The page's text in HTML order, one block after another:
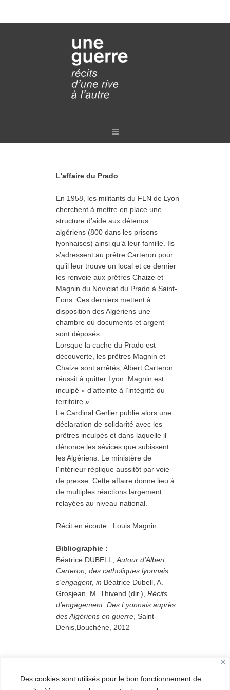
Des cookies sont utilisés pour le bon fonctionnement de
Conférences en ligne
Pourquoi et comment ?
Retours
L'affaire du Prado
En 1958, les militants du FLN de Lyon
cherchent à mettre en place une
structure d’aide aux détenus
algériens (800 dans les prisons
lyonnaises) ainsi qu’à leur famille. Ils
s’adressent au prêtre Carteron pour
qu’il leur trouve un local et ce dernier
les renvoie aux prêtres Chaize et
Magnin du Noviciat du Prado à Saint-
Fons. Ces derniers mettent à
disposition des Algériens une
chambre où documents et argent
sont déposés.
Lorsque la cache du Prado est
découverte, les prêtres Magnin et
Chaize sont arrêtés, Albert Carteron
réussit à quitter Lyon. Magnin est
inculpé « d’atteinte à l’intégrité du
territoire ».
Le Cardinal Gerlier publie alors une
déclaration de solidarité avec les
prêtres inculpés et dans laquelle il
dénonce les sévices que subissent
les Algériens. Le ministère de
l'intérieur réplique aussitôt par voie
de presse. Cette affaire donne lieu à
de multiples réactions largement
relayées au niveau national
Récit en écoute : Louis Magnin
Bibliographie :
Béatrice DUBELL, Autour d'Albert
Carteron, des catholiques lyonnais
s'engagent, in Béatrice Dubell, A.
Grosjean, M. Thivend (dir.), Récits
d’engagement. Des Lyonnais auprès
des Algériens en guerre , Saint-
Denis,Bouchène, 2012